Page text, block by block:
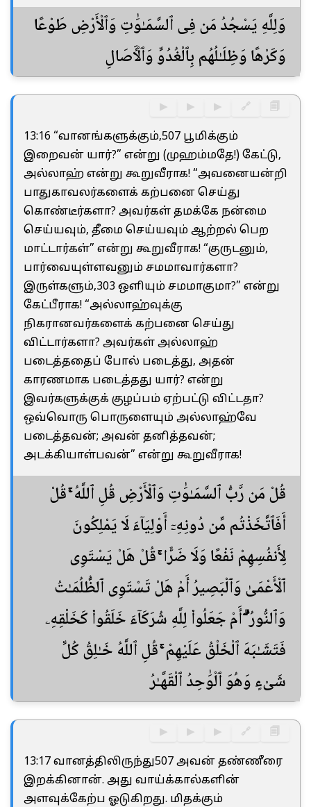
وَلِلَّهِ يَسْجُدُ مَن فِى ٱلسَّمَـٰوَٰتِ وَٱلْأَرْضِ طَوْعًا
وَكَرْهًا وَظِلَـٰلُهُم بِٱلْغُدُوِّ وَٱلْـَٔاصَالِ
▶ ▶ ▶ 🔗 🗐
13:16 “வானங்களுக்கும்,507 பூமிக்கும்
இறைவன் யார்?” என்று (முஹம்மதே!) கேட்டு,
அல்லாஹ் என்று கூறுவீராக! “அவனையன்றி
பாதுகாவலர்களைக் கற்பனை செய்து
கொண்டீர்களா? அவர்கள் தமக்கே நன்மை
செய்யவும், தீமை செய்யவும் ஆற்றல் பெற
மாட்டார்கள்” என்று கூறுவீராக! “குருடனும்,
பார்வையுள்ளவனும் சமமாவார்களா?
இருள்களும்,303 ஒளியும் சமமாகுமா?” என்று
கேட்பீராக! “அல்லாஹ்வுக்கு
நிகரானவர்களைக் கற்பனை செய்து
விட்டார்களா? அவர்கள் அல்லாஹ்
படைத்ததைப் போல் படைத்து, அதன்
காரணமாக படைத்தது யார்? என்று
இவர்களுக்குக் குழப்பம் ஏற்பட்டு விட்டதா?
ஒவ்வொரு பொருளையும் அல்லாஹ்வே
படைத்தவன்; அவன் தனித்தவன்;
அடக்கியாள்பவன்” என்று கூறுவீராக!
قُلْ مَن رَّبُّ ٱلسَّمَـٰوَٰتِ وَٱلْأَرْضِ قُلِ ٱللَّهُ ۚ قُلْ
أَفَٱتَّخَذْتُم مِّن دُونِهِۦٓ أَوْلِيَآءَ لَا يَمْلِكُونَ
لِأَنفُسِهِمْ نَفْعًا وَلَا ضَرًّا ۚ قُلْ هَلْ يَسْتَوِى
ٱلْأَعْمَىٰ وَٱلْبَصِيرُ أَمْ هَلْ تَسْتَوِى ٱلظُّلُمَـٰتُ
وَٱلنُّورُ ۗ أَمْ جَعَلُوا۟ لِلَّهِ شُرَكَآءَ خَلَقُوا۟ كَخَلْقِهِۦ
فَتَشَـٰبَهَ ٱلْخَلْقُ عَلَيْهِمْ ۚ قُلِ ٱللَّهُ خَـٰلِقُ كُلِّ
شَىْءٍ وَهُوَ ٱلْوَٰحِدُ ٱلْقَهَّـٰرُ
▶ ▶ ▶ 🔗 🗐
13:17 வானத்திலிருந்து507 அவன் தண்ணீரை
இறக்கினான். அது வாய்க்கால்களின்
அளவுக்கேற்ப ஓடுகிறது. மிதக்கும்